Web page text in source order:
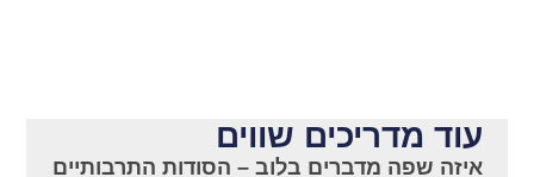
עוד מדריכים שווים
איזה שפה מדברים בלוב – הסודות התרבותיים